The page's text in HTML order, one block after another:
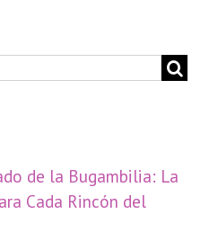
de la Bugambilia: La
Cada Rincón del